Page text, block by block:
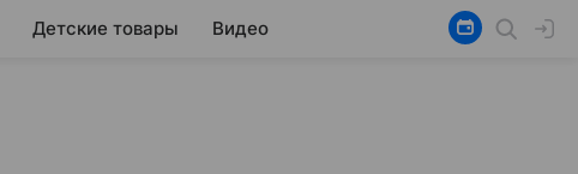
Детские товары Видео